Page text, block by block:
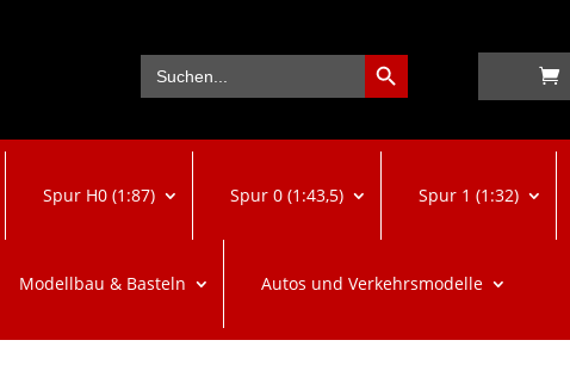
Search
for:
Search Button
Spur H0 (1:87) Spur 0 (1:43,5) Spur 1 (1:32)
Modellbau & Basteln Autos und Verkehrsmodelle